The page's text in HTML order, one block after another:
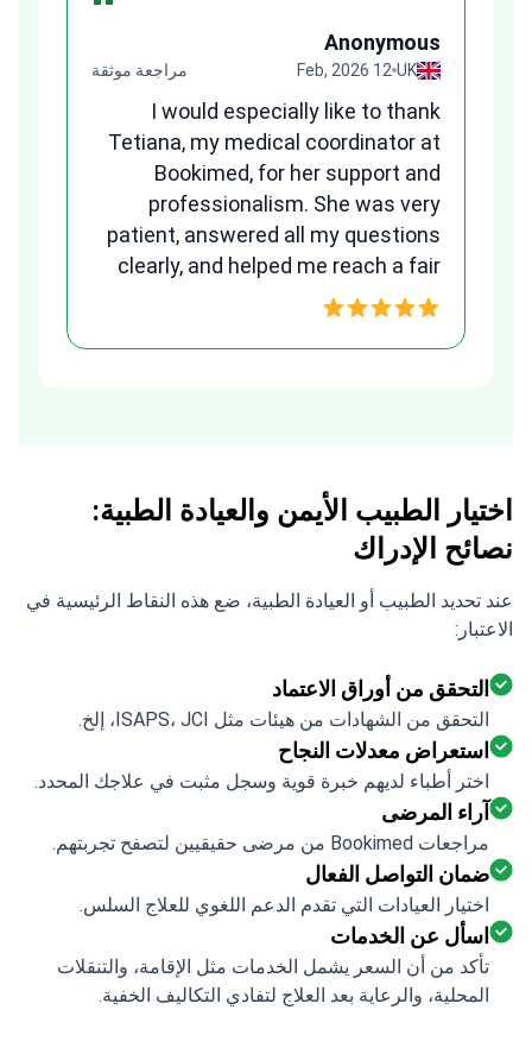
“ Anonymous
UK
12 Feb, 2026 مراجعة موثقة
I would especially like to thank
Tetiana, my medical coordinator at
Bookimed, for her support and
professionalism. She was very
patient, answered all my questions
clearly, and helped me reach a fair
and transparent agreement. Her
اختيار الطبيب الأيمن والعيادة الطبية:
نصائح الإدراك
عند تحديد الطبيب أو العيادة الطبية، ضع هذه النقاط الرئيسية في
الاعتبار:
التحقق من أوراق الاعتماد
التحقق من الشهادات من هيئات مثل ISAPS، JCI، إلخ.
استعراض معدلات النجاح
اختر أطباء لديهم خبرة قوية وسجل مثبت في علاجك المحدد.
آراء المرضى
مراجعات Bookimed من مرضى حقيقيين لتصفح تجربتهم.
ضمان التواصل الفعال
اختيار العيادات التي تقدم الدعم اللغوي للعلاج السلس.
اسأل عن الخدمات
تأكد من أن السعر يشمل الخدمات مثل الإقامة، والتنقلات
المحلية، والرعاية بعد العلاج لتفادي التكاليف الخفية.